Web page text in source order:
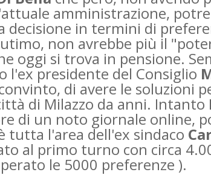
amministrazione,
decisione in termini di
non avrebbe più il
oggi si trova in pensione.
l'ex presidente del Consiglio
di avere le soluzioni
di Milazzo da anni. Intanto
di un noto giornale online,
tutta l'area dell'ex sindaco
al primo turno con circa
le 5000 preferenze ).